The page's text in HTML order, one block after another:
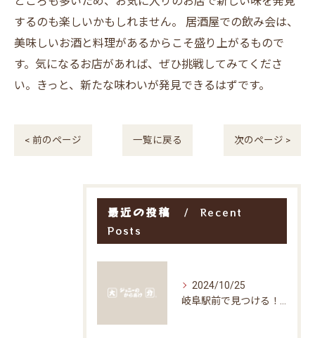
するのも楽しいかもしれません。 居酒屋での飲み会は、
美味しいお酒と料理があるからこそ盛り上がるもので
す。気になるお店があれば、ぜひ挑戦してみてくださ
い。きっと、新たな味わいが発見できるはずです。
< 前のページ 一覧に戻る 次のページ >
最近の投稿
Recent
Posts
2024/10/25